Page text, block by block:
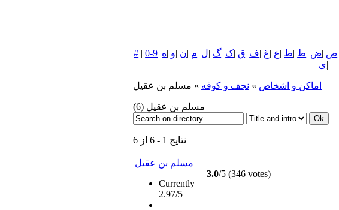
# |0-9 | |ص |ض |ط |ظ |ع |غ |ف |ق |ک |گ |ل |م |ن |و |ه
|ی
اماکن و اشخاص » نجف و كوفه » مسلم بن عقيل
مسلم بن عقيل (6)
نتایج 1 - 6 از 6
مسلم بن عقيل
Currently
2.97/5
3.0/5 (346 votes)